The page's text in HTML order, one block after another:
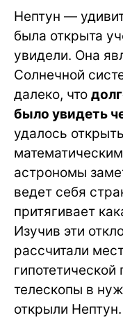
Нептун —
была открыта
увидели. Она
Солнечной
далеко, что
было увидеть
удалось
астрономы
ведет себя
притягивает
Изучив эти
рассчитали
телескопы в
открыли